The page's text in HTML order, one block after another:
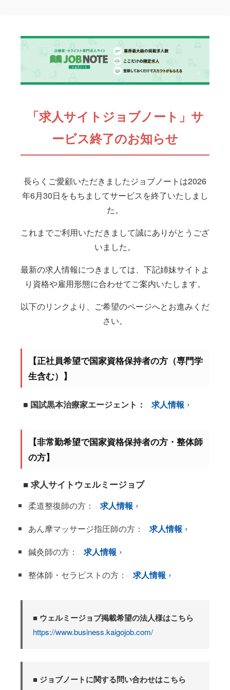
「求人サイトジョブノート」サ
ービス終了のお知らせ
長らくご愛顧いただきましたジョブノートは2026
年6月30日をもちましてサービスを終了いたしまし
た。
これまでご利用いただきまして誠にありがとうござ
いました。
最新の求人情報につきましては、下記姉妹サイトよ
り資格や雇用形態に合わせてご案内いたします。
以下のリンクより、ご希望のページへとお進みくだ
さい。
【正社員希望で国家資格保持者の方（専門学
生含む）】
■ 国試黒本治療家エージェント： 求人情報
【非常勤希望で国家資格保持者の方・整体師
の方】
■ 求人サイトウェルミージョブ
柔道整復師の方：
求人情報
あん摩マッサージ指圧師の方：
求人情報
鍼灸師の方：
求人情報
整体師・セラピストの方：
求人情報
■ ウェルミージョブ掲載希望の法人様はこちら
https://www.business.kaigojob.com/
■ ジョブノートに関する問い合わせはこちら